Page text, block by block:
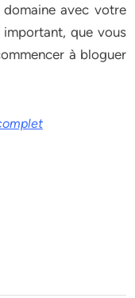
avec votre
que vous
à bloguer